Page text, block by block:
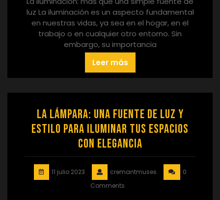
luz La iluminación es un aspecto fundamental
en nuestras vidas, ya sea en el hogar, en el
trabajo o en cualquier otro entorno. Sin
embargo, su importancia
Leer más
La lámpara: una fuente de luz y
estilo para iluminar tus espacios
con elegancia
11 julio 2023 cremantmuses
0
Comments